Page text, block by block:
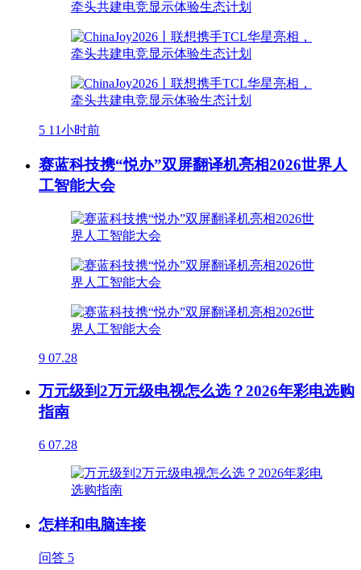
5 11小时前
赛蓝科技携“悦办”双屏翻译机亮相2026世界人
工智能大会
9 07.28
万元级到2万元级电视怎么选？2026年彩电选购
指南
6 07.28
怎样和电脑连接
问答 5